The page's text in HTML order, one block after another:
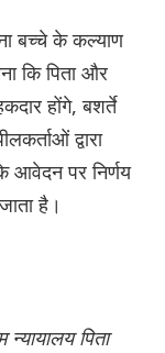
बच्चे के कल्याण
कि पिता और
होंगे, बशर्ते
द्वारा
पर निर्णय
है।
न्यायालय पिता